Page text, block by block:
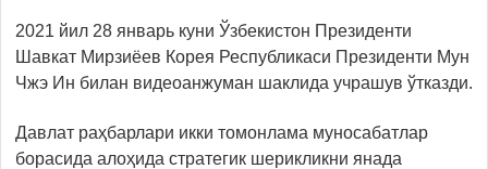
2021 йил 28 январь куни Ўзбекистон Президенти
Шавкат Мирзиёев Корея Республикаси Президенти Мун
Чжэ Ин билан видеоанжуман шаклида учрашув ўтказди.
Давлат раҳбарлари икки томонлама муносабатлар
борасида алоҳида стратегик шерикликни янада